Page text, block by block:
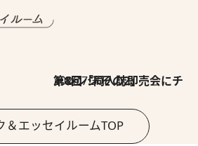
2026.7.30
第8回「同人誌即売会にチャレンジ その2」
＆エッセイルームTOP